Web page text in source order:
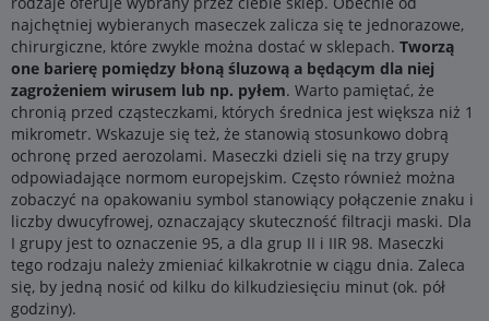
najchętniej wybieranych maseczek zalicza się te jednorazowe,
chirurgiczne, które zwykle można dostać w sklepach. Tworzą
one barierę pomiędzy błoną śluzową a będącym dla niej
zagrożeniem wirusem lub np. pyłem. Warto pamiętać, że
chronią przed cząsteczkami, których średnica jest większa niż 1
mikrometr. Wskazuje się też, że stanowią stosunkowo dobrą
ochronę przed aerozolami. Maseczki dzieli się na trzy grupy
odpowiadające normom europejskim. Często również można
zobaczyć na opakowaniu symbol stanowiący połączenie znaku i
liczby dwucyfrowej, oznaczający skuteczność filtracji maski. Dla
I grupy jest to oznaczenie 95, a dla grup II i IIR 98. Maseczki
tego rodzaju należy zmieniać kilkakrotnie w ciągu dnia. Zaleca
się, by jedną nosić od kilku do kilkudziesięciu minut (ok. pół
godziny).